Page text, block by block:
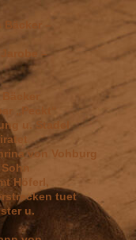
–
–
„Peckt“
u. Stadel
von Vohburg
Höferl,
tuet
u.